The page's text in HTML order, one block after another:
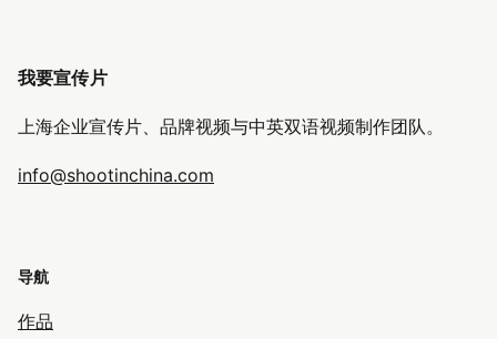
我要宣传片
上海企业宣传片、品牌视频与中英双语视频制作团队。
info@shootinchina.com
导航
作品